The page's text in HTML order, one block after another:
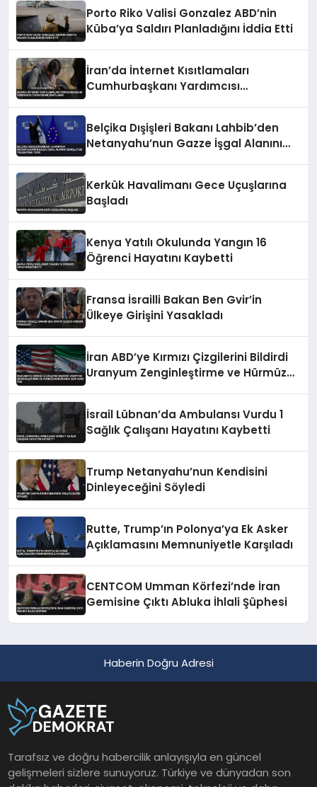
Porto Riko Valisi Gonzalez ABD’nin
Küba’ya Saldırı Planladığını İddia Etti
İran’da İnternet Kısıtlamaları
Cumhurbaşkanı Yardımcısı
Belçika Dışişleri Bakanı Lahbib’den
Netanyahu’nun Gazze İşgal Alanını
Kerkük Havalimanı Gece Uçuşlarına
Başladı
Kenya Yatılı Okulunda Yangın 16
Öğrenci Hayatını Kaybetti
Fransa İsrailli Bakan Ben Gvir’in
Ülkeye Girişini Yasakladı
İran ABD’ye Kırmızı Çizgilerini Bildirdi
Uranyum Zenginleştirme ve Hürmüz
İsrail Lübnan’da Ambulansı Vurdu 1
Sağlık Çalışanı Hayatını Kaybetti
Trump Netanyahu’nun Kendisini
Dinleyeceğini Söyledi
Rutte, Trump’ın Polonya’ya Ek Asker
Açıklamasını Memnuniyetle Karşıladı
CENTCOM Umman Körfezi’nde İran
Gemisine Çıktı Abluka İhlali Şüphesi
Haberin Doğru Adresi
Tarafsız ve doğru habercilik anlayışıyla en güncel
gelişmeleri sizlere sunuyoruz. Türkiye ve dünyadan son